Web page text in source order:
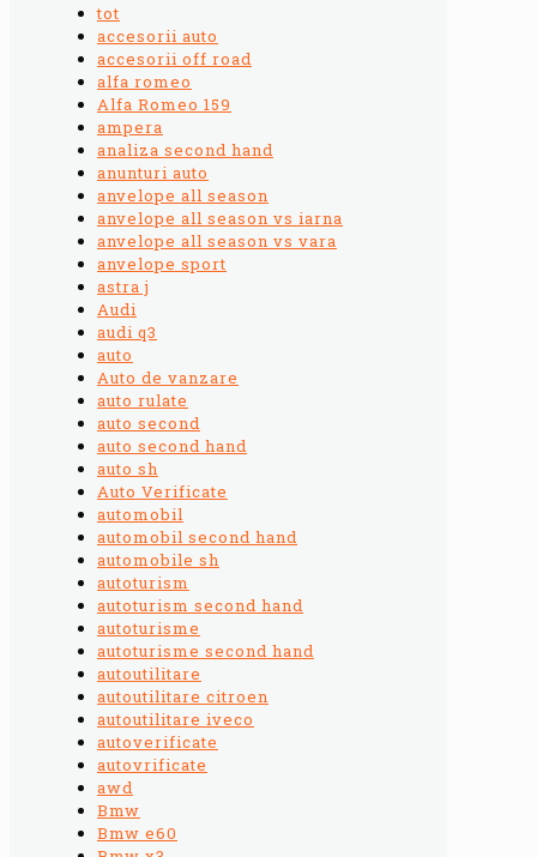
tot
accesorii auto
accesorii off road
alfa romeo
Alfa Romeo 159
ampera
analiza second hand
anunturi auto
anvelope all season
anvelope all season vs iarna
anvelope all season vs vara
anvelope sport
astra j
Audi
audi q3
auto
Auto de vanzare
auto rulate
auto second
auto second hand
auto sh
Auto Verificate
automobil
automobil second hand
automobile sh
autoturism
autoturism second hand
autoturisme
autoturisme second hand
autoutilitare
autoutilitare citroen
autoutilitare iveco
autoverificate
autovrificate
awd
Bmw
Bmw e60